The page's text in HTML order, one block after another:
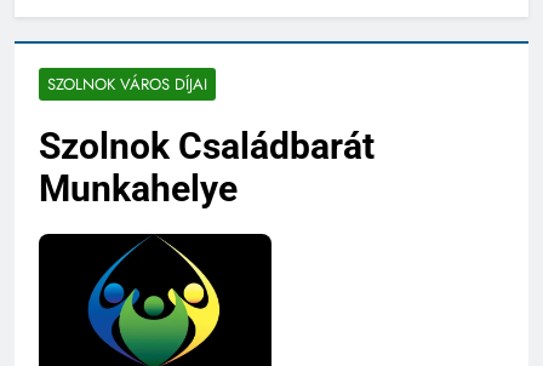
SZOLNOK VÁROS DÍJAI
Szolnok Családbarát
Munkahelye